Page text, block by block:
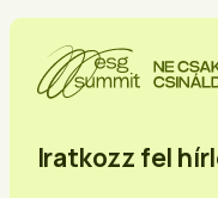
Iratkozz fel